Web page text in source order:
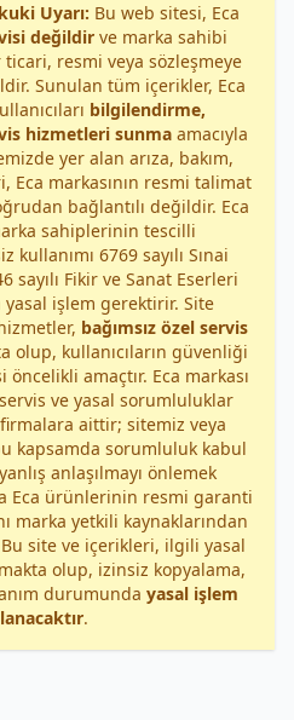
Uyarı: Bu web sitesi, Eca
değildirve marka sahibi
resmi veya sözleşmeye
Sunulan tüm içerikler, Eca
bilgilendirme,
hizmetleri sunma amacıyla
yer alan arıza, bakım,
Eca markasının resmi talimat
bağlantılı değildir. Eca
sahiplerinin tescilli
6769 sayılı Sınai
sayılı Fikir ve Sanat Eserleri
yasal işlem gerektirir. Site
bağımsız özel servis
olup, kullanıcıların güvenliği
amaçtır. Eca markası
ve yasal sorumluluklar
aittir; sitemiz veya
kapsamda sorumluluk kabul
anlaşılmayı önlemek
Eca ürünlerinin resmi garanti
marka yetkili kaynaklarından
site ve içerikleri, ilgili yasal
olup, izinsiz kopyalama,
durumunda yasal işlem
.